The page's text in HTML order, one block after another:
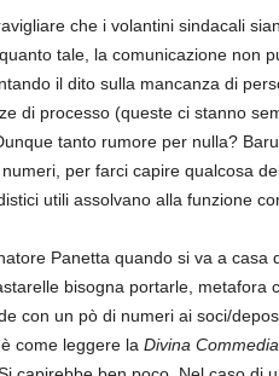
che i volantini sindacali
tale, la comunicazione non
il dito sulla mancanza di
di processo (queste ci stanno
tanto rumore per nulla?
per farci capire qualcosa
utili assolvano alla funzione
Panetta quando si va a casa
bisogna portarle, metafora
con un pò di numeri ai soci/
come leggere la Divina Commedia